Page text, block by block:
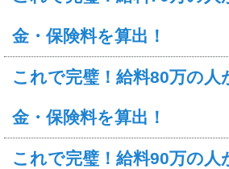
金・保険料を算出！
これで完璧！給料80万の人
金・保険料を算出！
これで完璧！給料90万の人